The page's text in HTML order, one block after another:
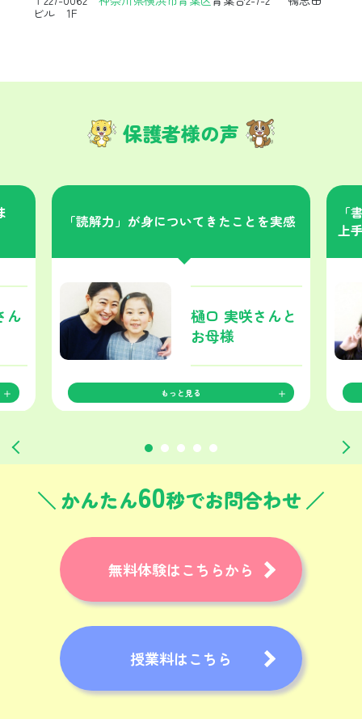
ビル 1F
保護者様の声
ん
「読解力」が身についてきたことを実感
樋口 実咲さんと
お母様
もっと見る
「
上
かんたん60秒でお問合わせ
無料体験はこちらから
授業料はこちら